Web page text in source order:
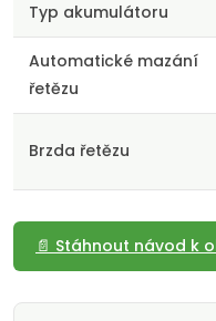
Typ akumulátoru
Automatické mazání
řetězu
Brzda řetězu
📄 Stáhnout návod k